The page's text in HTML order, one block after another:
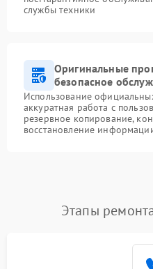
службы техники
Оригинальные
безопасное
Использование
аккуратная работа с
резервное копирование,
восстановление
Этапы